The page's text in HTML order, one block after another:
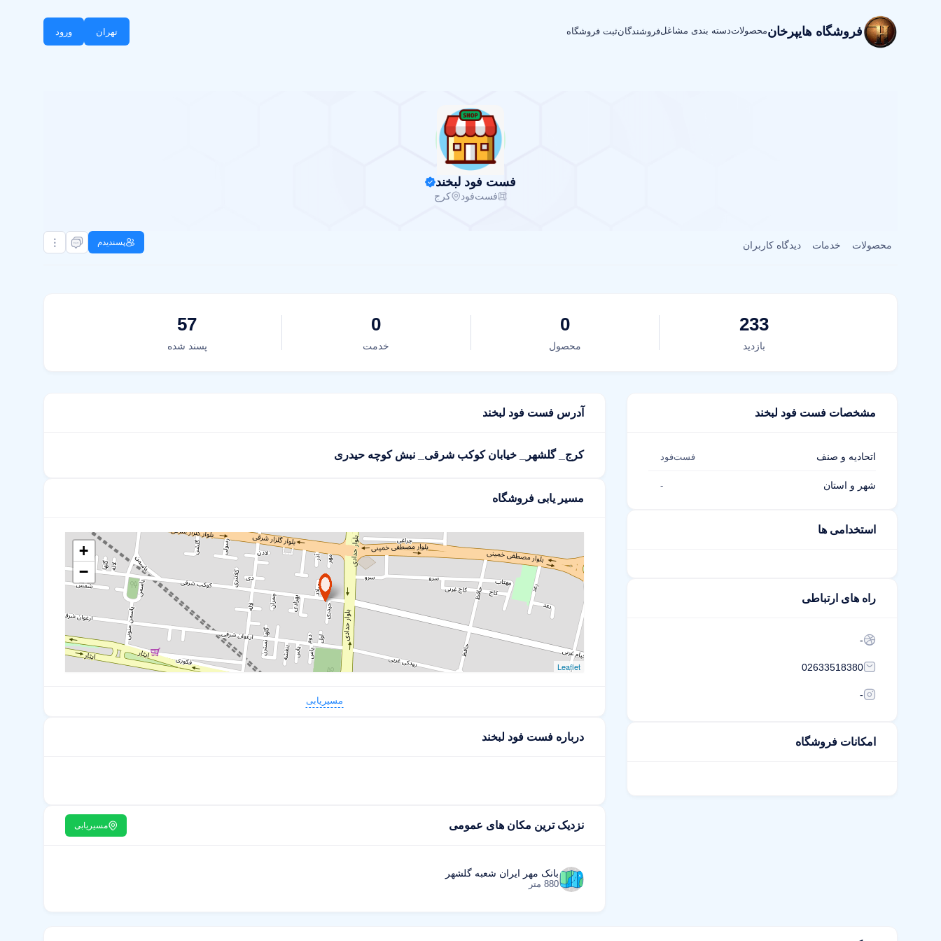
فروشگاه هایپرخانمحصولاتدسته بندی مشاغلفروشندگانثبت فروشگاه تهران ورود
فست فود لبخند
فست‌فود کرج
محصولات خدمات دیدگاه کاربران پسندیدم
233
بازدید
0
محصول
0
خدمت
57
پسند شده
مشخصات فست فود لبخند
اتحادیه و صنف فست‌فود
شهر و استان -
استخدامی ها
راه های ارتباطی
-
02633518380
-
امکانات فروشگاه
آدرس فست فود لبخند
کرج_ گلشهر_ خیابان کوکب شرقی_ نبش کوچه حیدری
مسیر یابی فروشگاه
+
−
Leaflet
مسیریابی
درباره فست فود لبخند
نزدیک ترین مکان های عمومی مسیریابی
بانک مهر ایران شعبه گلشهر
880 متر